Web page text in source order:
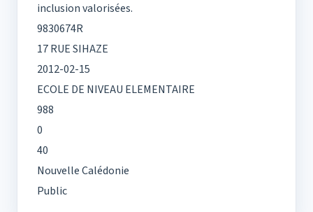
inclusion valorisées.
9830674R
17 RUE SIHAZE
2012-02-15
ECOLE DE NIVEAU ELEMENTAIRE
988
0
40
Nouvelle Calédonie
Public